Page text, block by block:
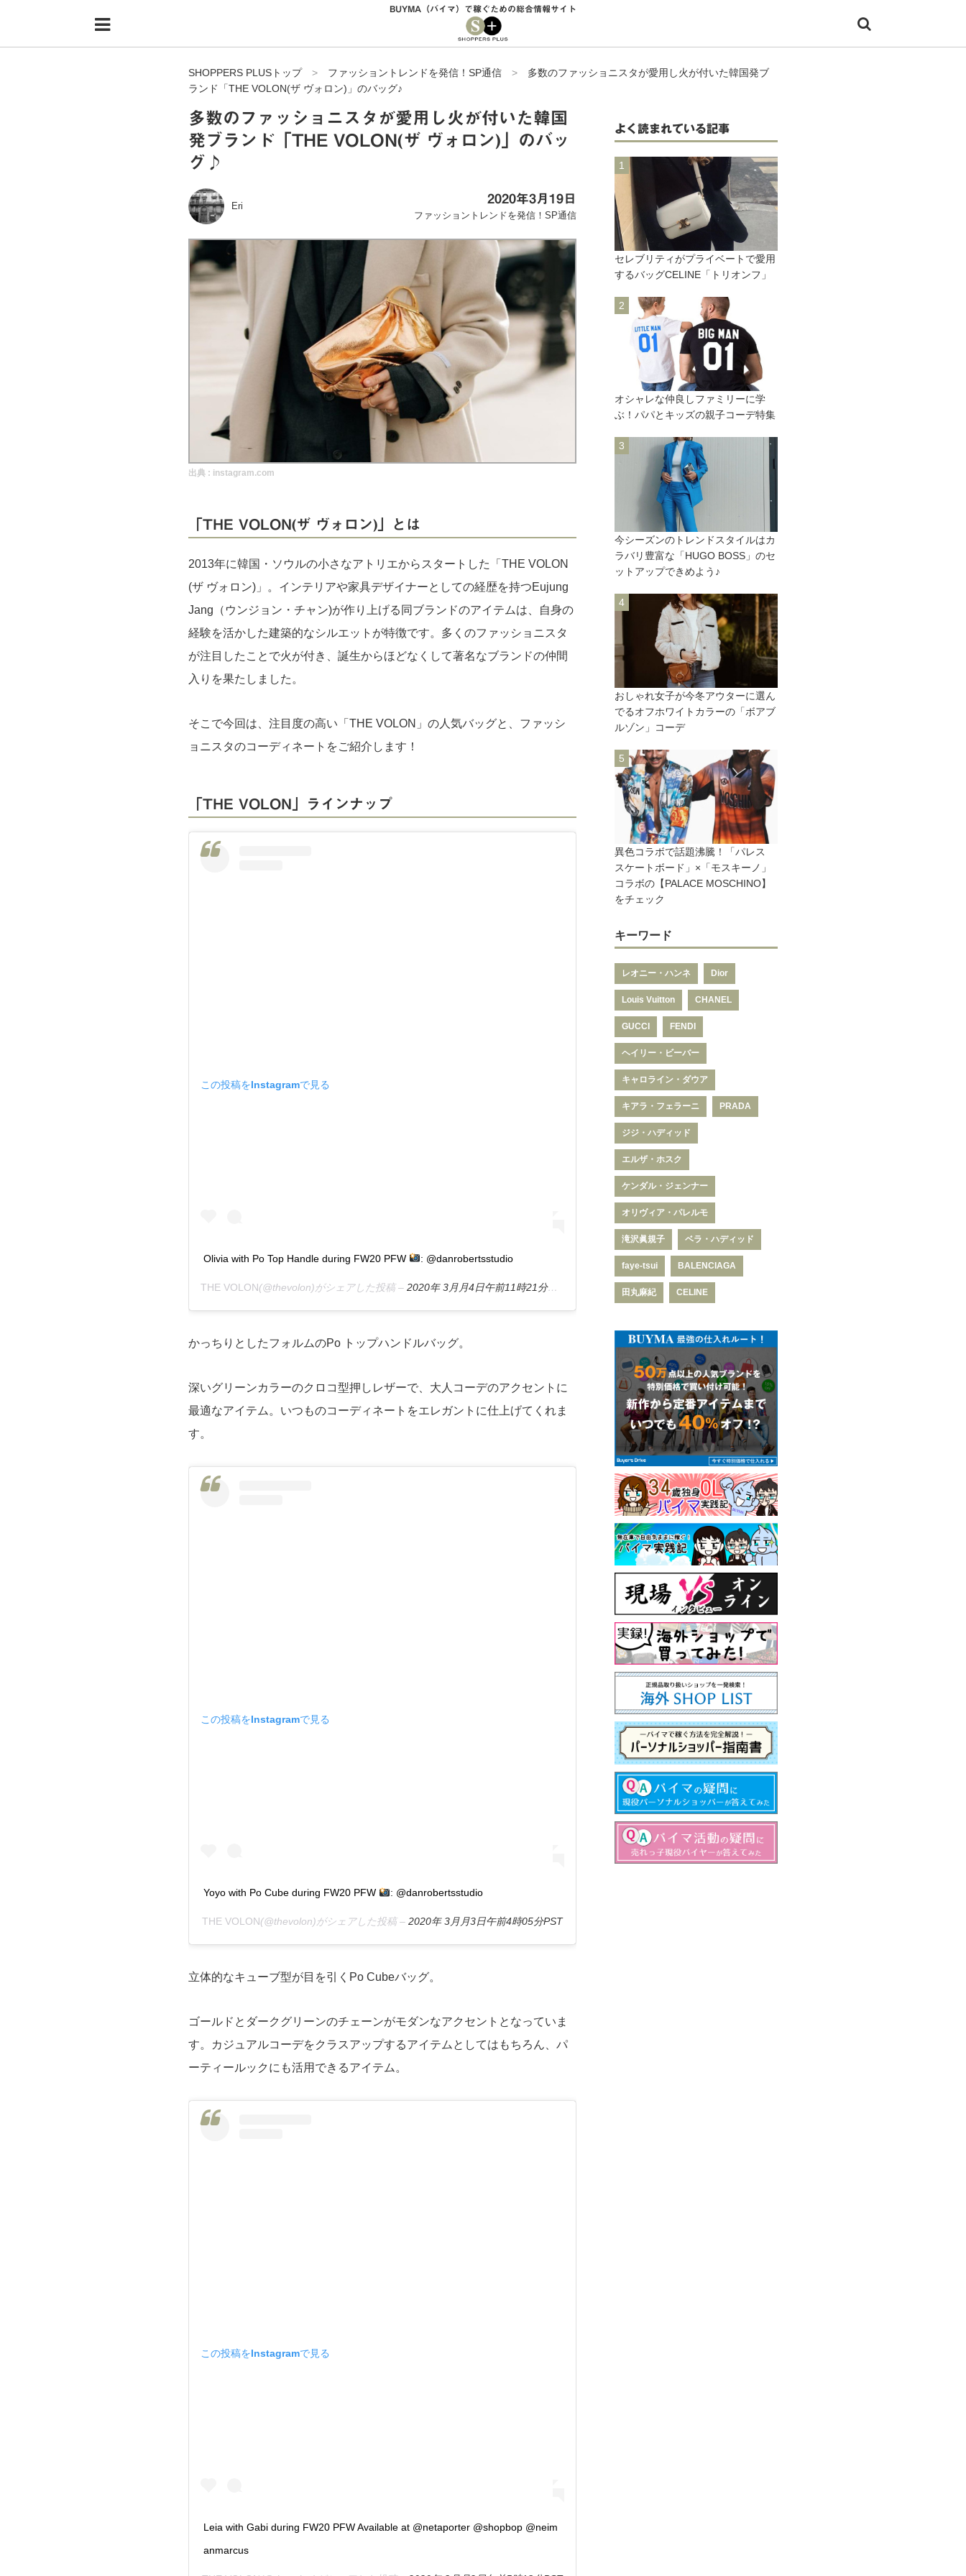
HOME
無在庫で自由気ままに稼ぐ！バイマ実践記
バイマの疑問に現役パーソナルショッパーが答えてみた
バイマ活動の疑問に売れっ子現役バイヤーが答えてみた
BUYMA（バイマ）で稼ぐための総合情報サイト
SHOPPERS PLUSトップ> ファッショントレンドを発信！SP通信 > 多数のファッショニスタが愛用し火が付いた韓国発ブ
ランド「THE VOLON(ザ ヴォロン)」のバッグ♪
多数のファッショニスタが愛用し火が付いた韓国
発ブランド「THE VOLON(ザ ヴォロン)」のバッ
グ♪
Eri
2020年3月19日
ファッショントレンドを発信！SP通信
出典 : instagram.com
「THE VOLON(ザ ヴォロン)」とは
2013年に韓国・ソウルの小さなアトリエからスタートした「THE VOLON
(ザ ヴォロン)」。インテリアや家具デザイナーとしての経歴を持つEujung
Jang（ウンジョン・チャン)が作り上げる同ブランドのアイテムは、自身の
経験を活かした建築的なシルエットが特徴です。多くのファッショニスタ
が注目したことで火が付き、誕生からほどなくして著名なブランドの仲間
入りを果たしました。
そこで今回は、注目度の高い「THE VOLON」の人気バッグと、ファッシ
ョニスタのコーディネートをご紹介します！
「THE VOLON」ラインナップ
この投稿をInstagramで見る
Olivia with Po Top Handle during FW20 PFW : @danrobertsstudio
THE VOLON(@thevolon)がシェアした投稿 – 2020年 3月月4日午前11時21分PST
かっちりとしたフォルムのPo トップハンドルバッグ。
深いグリーンカラーのクロコ型押しレザーで、大人コーデのアクセントに
最適なアイテム。いつものコーディネートをエレガントに仕上げてくれま
す。
この投稿をInstagramで見る
Yoyo with Po Cube during FW20 PFW : @danrobertsstudio
THE VOLON(@thevolon)がシェアした投稿 – 2020年 3月月3日午前4時05分PST
立体的なキューブ型が目を引くPo Cubeバッグ。
ゴールドとダークグリーンのチェーンがモダンなアクセントとなっていま
す。カジュアルコーデをクラスアップするアイテムとしてはもちろん、パ
ーティールックにも活用できるアイテム。
この投稿をInstagramで見る
Leia with Gabi during FW20 PFW Available at @netaporter @shopbop @neim
anmarcus
よく読まれている記事
セレブリティがプライベートで愛用
するバッグCELINE「トリオンフ」
オシャレな仲良しファミリーに学
ぶ！パパとキッズの親子コーデ特集
今シーズンのトレンドスタイルはカ
ラバリ豊富な「HUGO BOSS」のセ
ットアップできめよう♪
おしゃれ女子が今冬アウターに選ん
でるオフホワイトカラーの「ボアブ
ルゾン」コーデ
異色コラボで話題沸騰！「パレス
スケートボード」×「モスキーノ」
コラボの【PALACE MOSCHINO】
をチェック
キーワード
レオニー・ハンネ Dior
Louis Vuitton CHANEL
GUCCI FENDI
ヘイリー・ビーバー
キャロライン・ダウア
キアラ・フェラーニ PRADA
ジジ・ハディッド
エルザ・ホスク
ケンダル・ジェンナー
オリヴィア・パレルモ
滝沢眞規子 ベラ・ハディッド
faye-tsui BALENCIAGA
田丸麻紀 CELINE